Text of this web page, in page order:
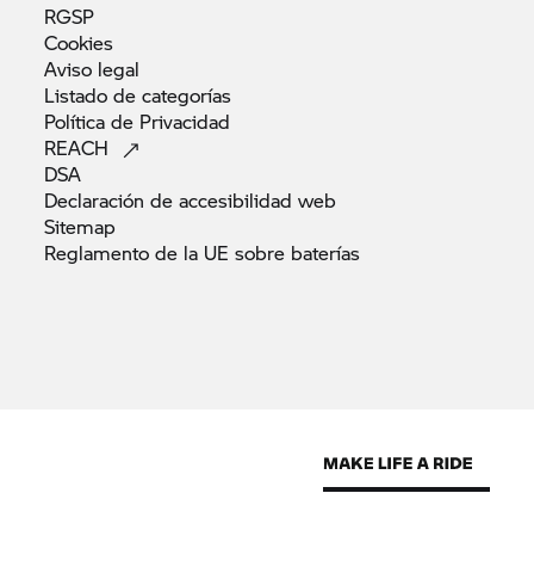
RGSP
Cookies
Aviso legal
Listado decategorías
Política de Privacidad
REACH
DSA
Declaración de accesibilidadweb
Sitemap
Reglamento de la UE sobre baterías